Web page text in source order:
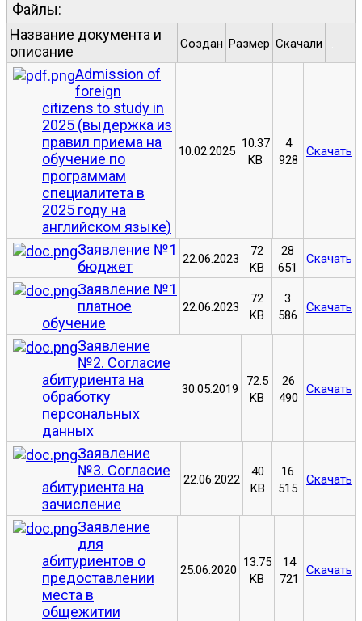
Файлы:
Название документа и
описание
Создан Размер Скачали
Admission of
foreign
citizens to study in
2025 (выдержка из
правил приема на
обучение по
программам
специалитета в
2025 году на
английском языке)
10.02.2025
10.37
KB
4
928
Скачать
Заявление №1
бюджет
22.06.2023
72
KB
28
651
Скачать
Заявление №1
платное
обучение
22.06.2023
72
KB
3
586
Скачать
Заявление
№2. Согласие
абитуриента на
обработку
персональных
данных
30.05.2019
72.5
KB
26
490
Скачать
Заявление
№3. Согласие
абитуриента на
зачисление
22.06.2022
40
KB
16
515
Скачать
Заявление
для
абитуриентов о
предоставлении
места в
общежитии
25.06.2020
13.75
KB
14
721
Скачать